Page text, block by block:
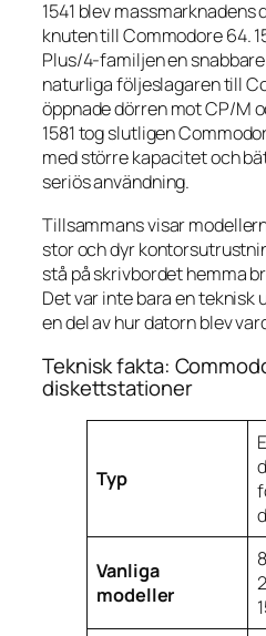
1541 blev
knuten till Commodore 64.
Plus/4-familjen en snabbare
naturliga följeslagaren till
öppnade dörren mot CP/M
1581 tog slutligen
med större kapacitet och
seriös användning.
Tillsammans visar
stor och dyr
stå på skrivbordet hemma
Det var inte bara en teknisk
en del av hur datorn blev
Teknisk fakta:
diskettstationer
Typ
Vanliga
modeller